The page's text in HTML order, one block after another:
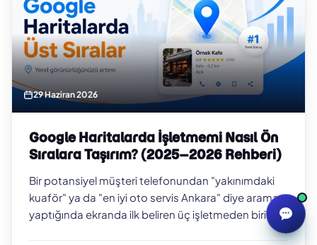
29 Haziran 2026
Google Haritalarda İşletmemi Nasıl Ön
Sıralara Taşırım? (2025–2026 Rehberi)
Bir potansiyel müşteri telefonundan "yakınımdaki
kuaför" ya da "en iyi oto servis Ankara" diye arama
yaptığında ekranda ilk beliren üç işletmeden biri siz